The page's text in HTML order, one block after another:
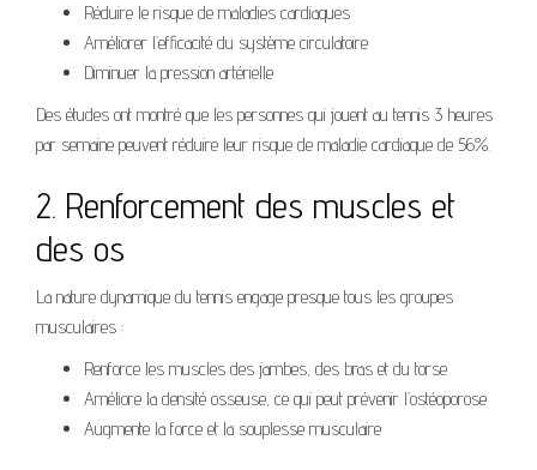
Réduire le risque de maladies cardiaques
Améliorer l’efficacité du système circulatoire
Diminuer la pression artérielle
Des études ont montré que les personnes qui jouent au tennis 3 heures
par semaine peuvent réduire leur risque de maladie cardiaque de 56%.
2. Renforcement des muscles et
des os
La nature dynamique du tennis engage presque tous les groupes
musculaires :
Renforce les muscles des jambes, des bras et du torse
Améliore la densité osseuse, ce qui peut prévenir l’ostéoporose
Augmente la force et la souplesse musculaire